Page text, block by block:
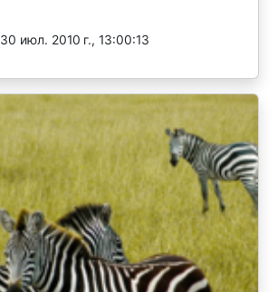
30 июл. 2010 г., 13:00:13